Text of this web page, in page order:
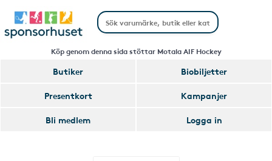
Köp genom denna sida stöttar Motala AIF Hockey
Butiker
Biobiljetter
Presentkort
Kampanjer
Bli medlem
Logga in